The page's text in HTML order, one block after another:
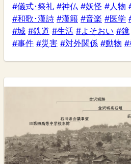
#儀式･祭礼 #神仏 #妖怪 #人物
#和歌･漢詩 #漢籍 #音楽 #医学
#城 #鉄道 #生活 #よそおい #鏡
#事件 #災害 #対外関係 #動物 #